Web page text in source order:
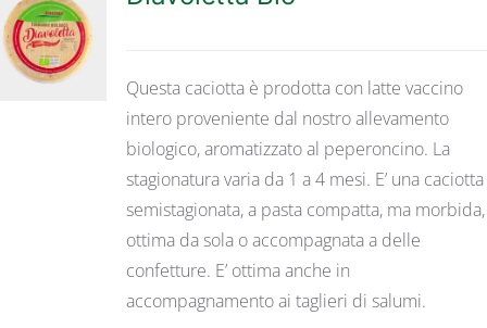
DETTAGLI
Questa caciotta è prodotta con latte vaccino
intero proveniente dal nostro allevamento
biologico, aromatizzato al peperoncino. La
stagionatura varia da 1 a 4 mesi. E’ una caciotta
semistagionata, a pasta compatta, ma morbida,
ottima da sola o accompagnata a delle
confetture. E’ ottima anche in
accompagnamento ai taglieri di salumi.